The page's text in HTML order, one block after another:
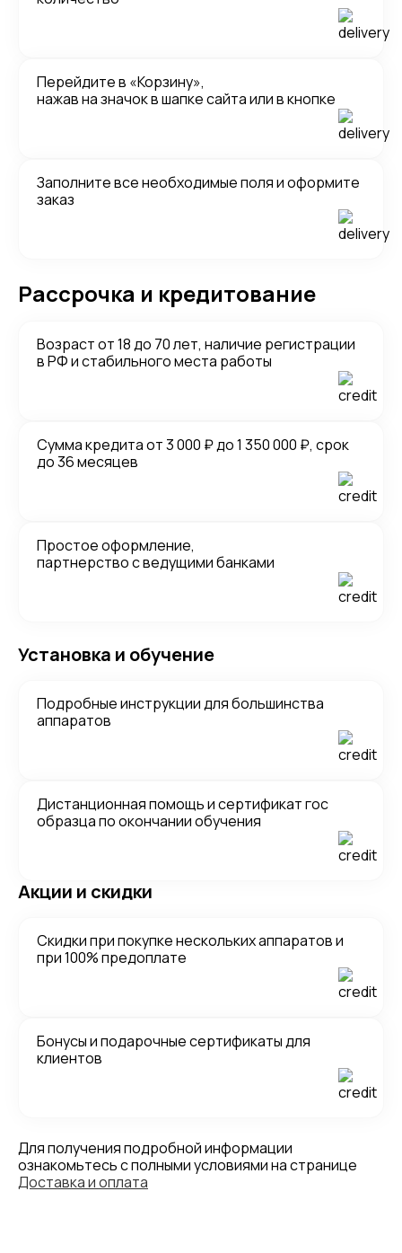
Перейдите в «Корзину»,
нажав на значок в шапке сайта или в кнопке
Заполните все необходимые поля и оформите
заказ
Рассрочка и кредитование
Возраст от 18 до 70 лет, наличие регистрации
в РФ и стабильного места работы
Сумма кредита от 3 000 ₽ до 1 350 000 ₽, срок
до 36 месяцев
Простое оформление,
партнерство с ведущими банками
Установка и обучение
Подробные инструкции для большинства
аппаратов
Дистанционная помощь и сертификат гос
образца по окончании обучения
Акции и скидки
Скидки при покупке нескольких аппаратов и
при 100% предоплате
Бонусы и подарочные сертификаты для
клиентов
Для получения подробной информации
ознакомьтесь с полными условиями на странице
Доставка и оплата